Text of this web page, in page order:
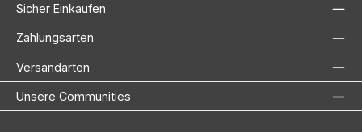
Sicher Einkaufen
Zahlungsarten
Versandarten
Unsere Communities